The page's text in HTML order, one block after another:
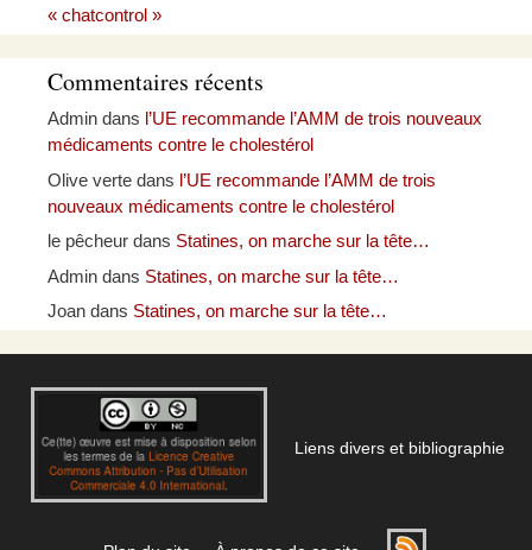
« chatcontrol »
Commentaires récents
Admin dans l’UE recommande l’AMM de trois nouveaux
médicaments contre le cholestérol
Olive verte dans l’UE recommande l’AMM de trois
nouveaux médicaments contre le cholestérol
le pêcheur dans Statines, on marche sur la tête…
Admin dans Statines, on marche sur la tête…
Joan dans Statines, on marche sur la tête…
Liens divers et bibliographie